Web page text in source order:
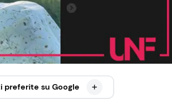
preferite su Google